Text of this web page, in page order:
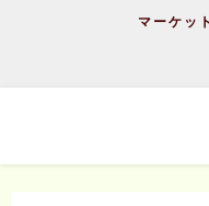
マーケッ